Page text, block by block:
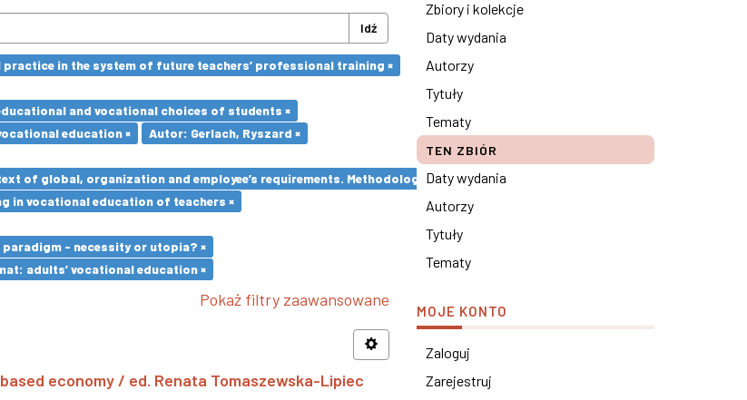
Idź
practice in the system of future teachers’ professional training ×
and vocational choices of students ×
education ×
Autor: Gerlach, Ryszard ×
of global, organization and employee’s requirements. Methodological remarks ×
in vocational education of teachers ×
- necessity or utopia? ×
adults’ vocational education ×
Pokaż filtry zaawansowane
economy / ed. Renata Tomaszewska-Lipiec
Zbiory i kolekcje
Daty wydania
Autorzy
Tytuły
Tematy
TEN ZBIÓR
Daty wydania
Autorzy
Tytuły
Tematy
MOJE KONTO
Zaloguj
Zarejestruj